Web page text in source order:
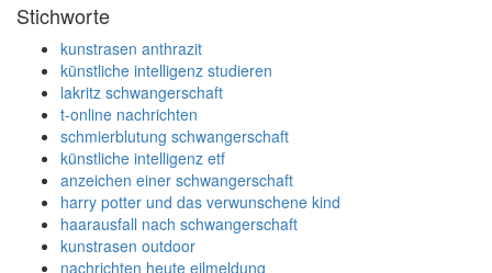
Stichworte
kunstrasen anthrazit
künstliche intelligenz studieren
lakritz schwangerschaft
t-online nachrichten
schmierblutung schwangerschaft
künstliche intelligenz etf
anzeichen einer schwangerschaft
harry potter und das verwunschene kind
haarausfall nach schwangerschaft
kunstrasen outdoor
nachrichten heute eilmeldung